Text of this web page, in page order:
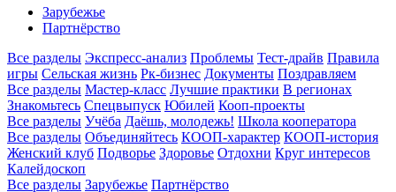
Зарубежье
Партнёрство
Все разделы Экспресс-анализ Проблемы Тест-драйв Правила
игры Сельская жизнь Рк-бизнес Документы Поздравляем
Все разделы Мастер-класс Лучшие практики В регионах
Знакомьтесь Спецвыпуск Юбилей Кооп-проекты
Все разделы Учёба Даёшь, молодежь! Школа кооператора
Все разделы Объединяйтесь КООП-характер КООП-история
Женский клуб Подворье Здоровье Отдохни Круг интересов
Калейдоскоп
Все разделы Зарубежье Партнёрство